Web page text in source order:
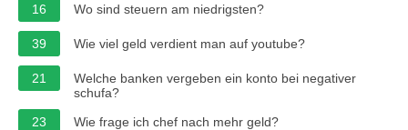
16 Wo sind steuern am niedrigsten?
39 Wie viel geld verdient man auf youtube?
21
Welche banken vergeben ein konto bei negativer
schufa?
23
Wie frage ich chef nach mehr geld?